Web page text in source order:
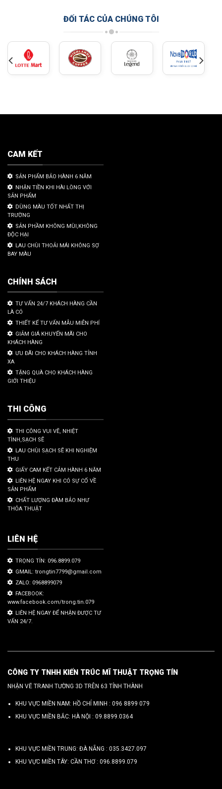
ĐỐI TÁC CỦA CHÚNG TÔI
CAM KẾT
SẢN PHẨM BẢO HÀNH 6 NĂM
NHẬN TIỀN KHI HÀI LÒNG VỚI
SẢN PHẨM
DÙNG MÀU TỐT NHẤT THỊ
TRƯỜNG
SẢN PHẦM KHÔNG MÙI,KHÔNG
ĐỘC HẠI
LAU CHÙI THOẢI MÁI KHÔNG SỢ
BAY MÀU
CHÍNH SÁCH
TƯ VẤN 24/7 KHÁCH HÀNG CẦN
LÀ CÓ
THIẾT KẾ TƯ VẤN MẪU MIỄN PHÍ
GIẢM GIÁ KHUYẾN MÃI CHO
KHÁCH HÀNG
ƯU ĐÃI CHO KHÁCH HÀNG TỈNH
XA
TẶNG QUÀ CHO KHÁCH HÀNG
GIỚI THIỆU
THI CÔNG
THI CÔNG VUI VẼ, NHIỆT
TÌNH,SẠCH SẼ
LAU CHÙI SẠCH SẼ KHI NGHIỆM
THU
GIẤY CAM KẾT CẢM HÀNH 6 NĂM
LIÊN HỆ NGAY KHI CÓ SỰ CỐ VỀ
SẢN PHẨM
CHẤT LƯỢNG ĐÀM BẢO NHƯ
THỎA THUẬT
LIÊN HỆ
TRỌNG TÍN: 096.8899.079
GMAIL: trongtin7799@gmail.com
ZALO: 0968899079
FACEBOOK:
www.facebook.com/trong.tin.079
LIÊN HỆ NGAY ĐỂ NHẬN ĐƯỢC TƯ
VẤN 24/7.
CÔNG TY TNHH KIẾN TRÚC MĨ THUẬT TRỌNG TÍN
NHẬN VẼ TRANH TƯỜNG 3D TRÊN 63 TỈNH THÀNH
KHU VỰC MIỀN NAM: HỒ CHÍ MINH : 096 8899 079
KHU VỰC MIỀN BẮC: HÀ NỘI : 09.8899.0364
KHU VỰC MIỀN TRUNG: ĐÀ NẴNG : 035.3427.097
KHU VỰC MIỀN TÂY: CẦN THƠ : 096.8899.079